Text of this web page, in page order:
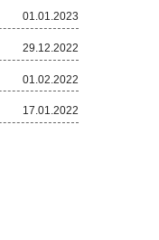
01.01.2023
29.12.2022
01.02.2022
17.01.2022